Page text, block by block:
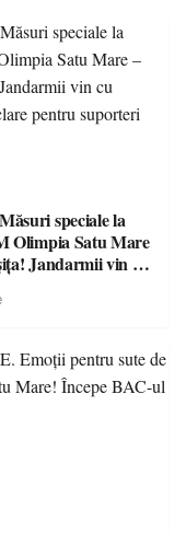
speciale la
Olimpia Satu Mare
Jandarmii vin cu